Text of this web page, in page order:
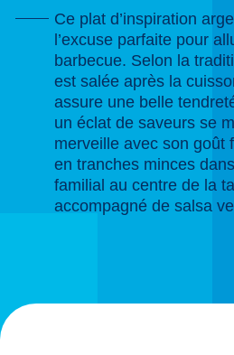
Ce plat d’inspiration
l’excuse parfaite pour
barbecue. Selon la
est salée après la
assure une belle
un éclat de saveurs se
merveille avec son goût
en tranches minces
familial au centre de la
accompagné de salsa